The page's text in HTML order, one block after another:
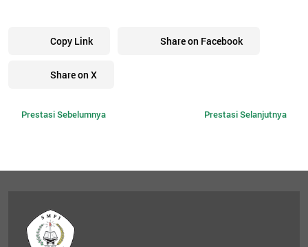
Copy Link Share on Facebook
Share on X
Prestasi Sebelumnya Prestasi Selanjutnya